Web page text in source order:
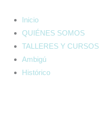
contenido
Inicio
QUIÉNES SOMOS
TALLERES Y CURSOS
Ambigú
Histórico